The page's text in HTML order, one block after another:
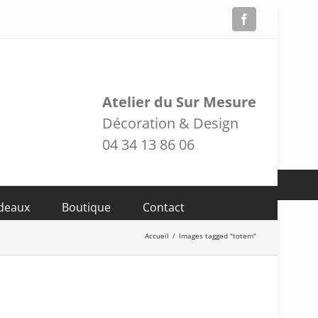
Atelier du Sur Mesure
Décoration & Design
04 34 13 86 06
Boutique Contact
Accueil / Images tagged "totem"